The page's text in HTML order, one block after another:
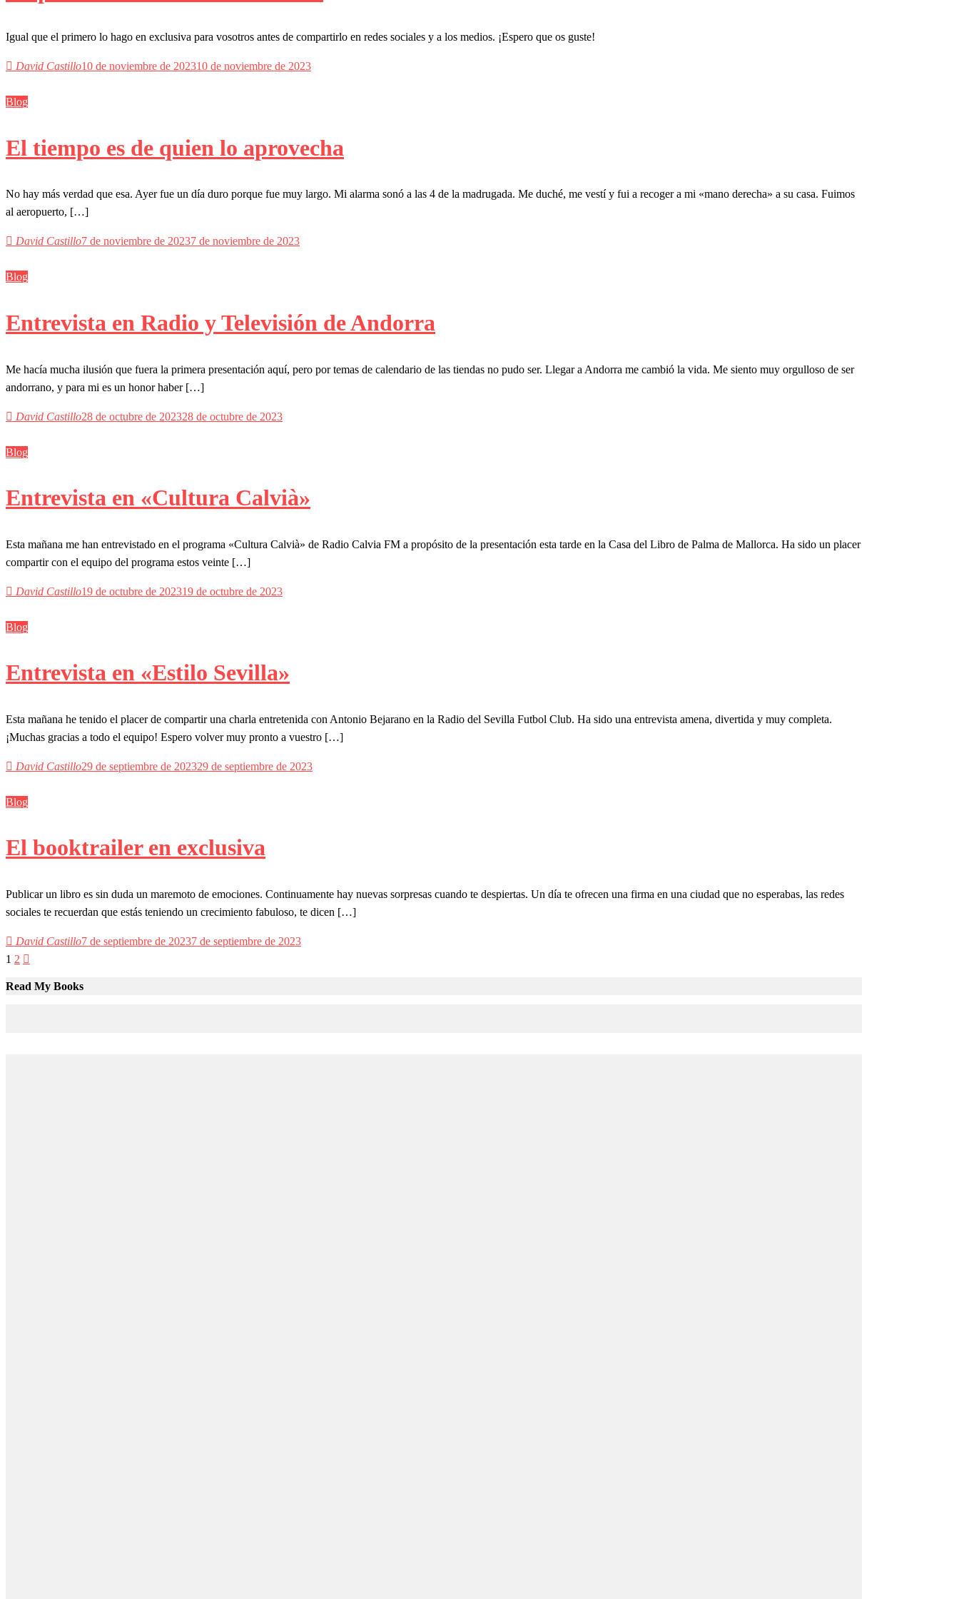
Igual que el primero lo hago en exclusiva para vosotros antes de compartirlo en redes sociales y a los medios. ¡Espero que os guste!
David Castillo10 de noviembre de 202310 de noviembre de 2023
Blog
El tiempo es de quien lo aprovecha
No hay más verdad que esa. Ayer fue un día duro porque fue muy largo. Mi alarma sonó a las 4 de la madrugada. Me duché, me vestí y fui a recoger a mi «mano derecha» a su casa. Fuimos
al aeropuerto, […]
David Castillo7 de noviembre de 20237 de noviembre de 2023
Blog
Entrevista en Radio y Televisión de Andorra
Me hacía mucha ilusión que fuera la primera presentación aquí, pero por temas de calendario de las tiendas no pudo ser. Llegar a Andorra me cambió la vida. Me siento muy orgulloso de ser
andorrano, y para mi es un honor haber […]
David Castillo28 de octubre de 202328 de octubre de 2023
Blog
Entrevista en «Cultura Calvià»
Esta mañana me han entrevistado en el programa «Cultura Calvià» de Radio Calvia FM a propósito de la presentación esta tarde en la Casa del Libro de Palma de Mallorca. Ha sido un placer
compartir con el equipo del programa estos veinte […]
David Castillo19 de octubre de 202319 de octubre de 2023
Blog
Entrevista en «Estilo Sevilla»
Esta mañana he tenido el placer de compartir una charla entretenida con Antonio Bejarano en la Radio del Sevilla Futbol Club. Ha sido una entrevista amena, divertida y muy completa.
¡Muchas gracias a todo el equipo! Espero volver muy pronto a vuestro […]
David Castillo29 de septiembre de 202329 de septiembre de 2023
Blog
El booktrailer en exclusiva
Publicar un libro es sin duda un maremoto de emociones. Continuamente hay nuevas sorpresas cuando te despiertas. Un día te ofrecen una firma en una ciudad que no esperabas, las redes
sociales te recuerdan que estás teniendo un crecimiento fabuloso, te dicen […]
David Castillo7 de septiembre de 20237 de septiembre de 2023
Paginación
1 2
Read My Books